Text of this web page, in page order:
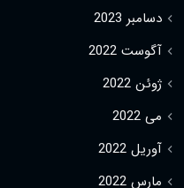
دسامبر 2023
آگوست 2022
ژوئن 2022
می 2022
آوریل 2022
مارس 2022